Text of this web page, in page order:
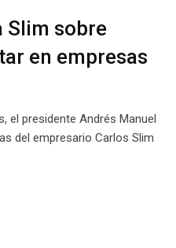
Slim sobre
en empresas
el presidente Andrés Manuel
del empresario Carlos Slim